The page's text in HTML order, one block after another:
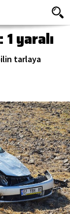
yaralı
tarlaya